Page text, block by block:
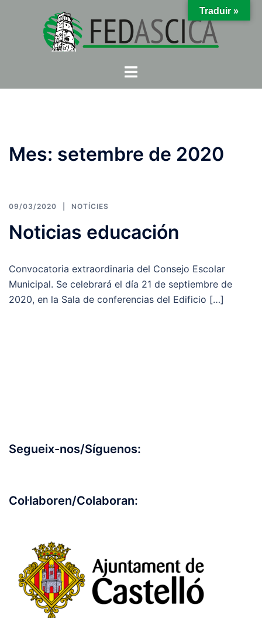
Toggle
Mes: setembre de 2020
09/03/2020 NOTÍCIES
Noticias educación
Convocatoria extraordinaria del Consejo Escolar
Municipal. Se celebrará el día 21 de septiembre de
2020, en la Sala de conferencias del Edificio […]
Segueix-nos/Síguenos:
Col·laboren/Colaboran:
Traduir »